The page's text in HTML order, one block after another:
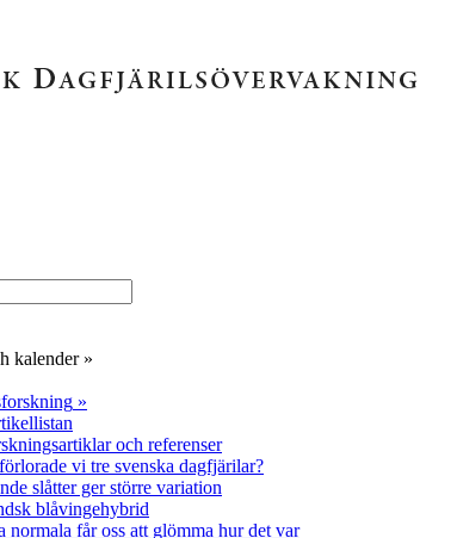
kalender»
»
och referenser
vi tre svenska dagfjärilar?
slåtter ger större variation
blåvingehybrid
normala får oss att glömma hur det var